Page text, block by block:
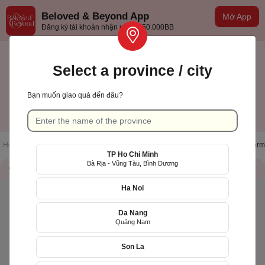
Mở App
Beloved & Beyond App
Đăng ký tài khoản nhận ưu đãi 50.000BB
Khánh Hòa
Home page / List of stores / Công Ty Cổ Phần Nông Nghiệp The Moshav Farm
QR Code
Select a province / city
Bạn muốn giao quà đến đâu?
TP Ho Chi Minh
Bà Rịa - Vũng Tàu, Bình Dương
Ha Noi
Da Nang
Quảng Nam
Son La